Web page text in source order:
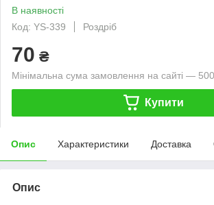
В наявності
Код: YS-339
Роздріб
70 ₴
Мінімальна сума замовлення на сайті —
Купити
Опис Характеристики Доставка
Опис